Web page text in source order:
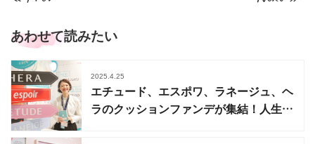
あわせて読みたい
2025.4.25
エチュード、エスポワ、ラネージュ、ヘ
ラのクッションファンデが集結！人生ク